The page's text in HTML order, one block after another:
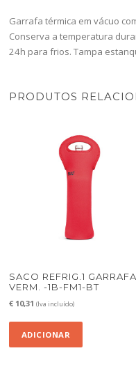
Garrafa térmica em vácuo
Conserva a temperatura
24h para frios. Tampa
PRODUTOS
SACO REFRIG.1 GARRAFA
VERM. -1B-FM1-BT
€ 10,31 (Iva incluído)
ADICIONAR